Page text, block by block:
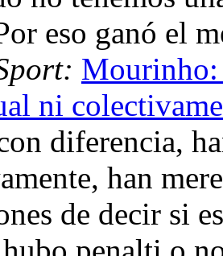
eso ganó el
Mourinho:
ni
diferencia,
han
de decir si